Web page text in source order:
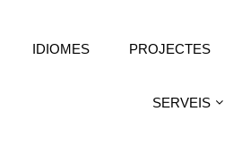
IDIOMES PROJECTES
SERVEIS